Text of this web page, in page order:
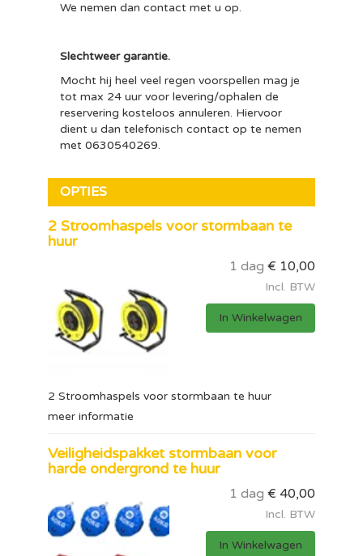
We nemen dan contact met u op.
Slechtweer garantie.
Mocht hij heel veel regen voorspellen mag je
tot max 24 uur voor levering/ophalen de
reservering kosteloos annuleren. Hiervoor
dient u dan telefonisch contact op te nemen
met 0630540269.
OPTIES
2 Stroomhaspels voor stormbaan te
huur
1 dag € 10,00
Incl. BTW
In Winkelwagen
2 Stroomhaspels voor stormbaan te huur
meer informatie
Veiligheidspakket stormbaan voor
harde ondergrond te huur
1 dag € 40,00
Incl. BTW
In Winkelwagen